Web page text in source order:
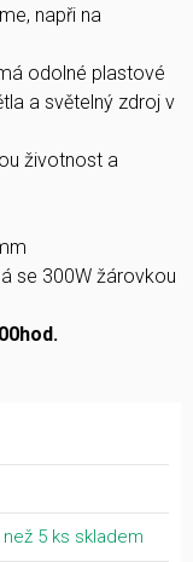
napři na
odolné plastové
a světelný zdroj v
životnost a
se 300W žárovkou
5 ks skladem